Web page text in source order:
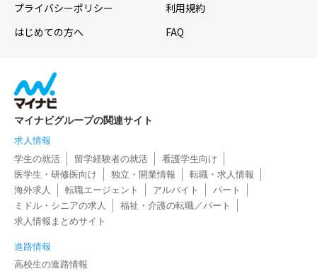
プライバシーポリシー
利用規約
はじめての方へ
FAQ
マイナビグループの関連サイト
求人情報
学生の就活
留学経験者の就活
看護学生向け
医学生・研修医向け
独立・開業情報
転職・求人情報
海外求人
転職エージェント アルバイト
パート
ミドル・シニアの求人
福祉・介護の転職／パート
求人情報まとめサイト
進路情報
高校生の進路情報